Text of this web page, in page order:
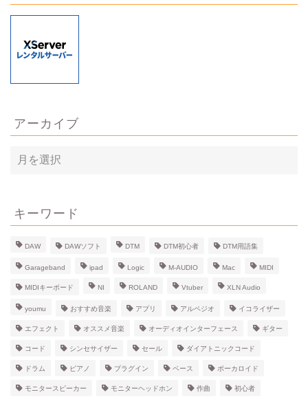
アーカイブ
ア
ー
ブ
キーワード
DAW DAWソフト DTM DTM初心者 DTM用語集
Garageband ipad Logic M-AUDIO Mac MIDI
MIDIキーボード NI ROLAND Vtuber XLN Audio
youmu おすすめ音楽 アプリ アルペジオ イコライザー
エフェクト オススメ音楽 オーディオインターフェース ギター
コード シンセサイザー セール ダイアトニックコード
ドラム ピアノ プラグイン ベース ボーカロイド
モニタースピーカー モニターヘッドホン 作曲 初心者